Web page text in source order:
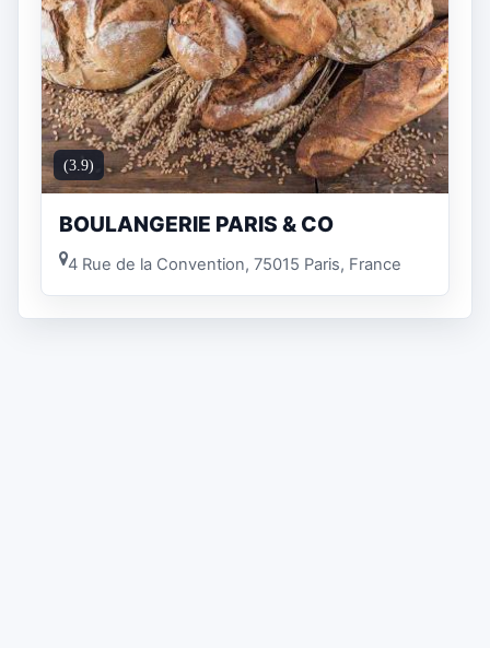
(3.9)
BOULANGERIE PARIS & CO
4 Rue de la Convention, 75015 Paris, France